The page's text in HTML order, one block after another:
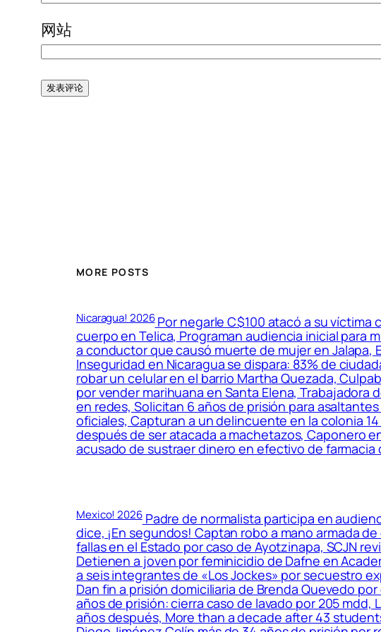
网站
MORE POSTS
Nicaragua! 2026Por negarle C$100 atacó a su víctima
cuerpo en Telica, Programan audiencia inicial para
a conductor que causó muerte de mujer en Jalapa,
Inseguridad en Nicaragua se dispara: 83% de
robar un celular en el barrio Martha Quezada,
por vender marihuana en Santa Elena,
en redes, Solicitan 6 años de prisión para
oficiales, Capturan a un delincuente en la colonia
después de ser atacada a machetazos, Caponero
acusado de sustraer dinero en efectivo de farmacia
Mexico! 2026Padre de normalista participa en
dice, ¡En segundos! Captan robo a mano armada
fallas en el Estado por caso de Ayotzinapa, SCJN
Detienen a joven por feminicidio de Dafne en
a seis integrantes de «Los Jockes» por secuestro
Dan fin a prisión domiciliaria de Brenda Quevedo
años de prisión: cierra caso de lavado por 205 mdd,
años después, More than a decade after 43